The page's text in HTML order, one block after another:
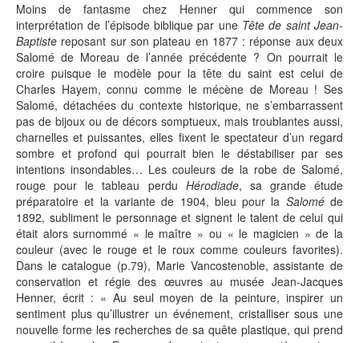
Moins de fantasme chez Henner qui commence son
interprétation de l’épisode biblique par une Tête de saint Jean-
Baptiste reposant sur son plateau en 1877 : réponse aux deux
Salomé de Moreau de l’année précédente ? On pourrait le
croire puisque le modèle pour la tête du saint est celui de
Charles Hayem, connu comme le mécène de Moreau ! Ses
Salomé, détachées du contexte historique, ne s’embarrassent
pas de bijoux ou de décors somptueux, mais troublantes aussi,
charnelles et puissantes, elles fixent le spectateur d’un regard
sombre et profond qui pourrait bien le déstabiliser par ses
intentions insondables… Les couleurs de la robe de Salomé,
rouge pour le tableau perdu Hérodiade, sa grande étude
préparatoire et la variante de 1904, bleu pour la Saloméde
1892, subliment le personnage et signent le talent de celui qui
était alors surnommé « le maître » ou « le magicien » de la
couleur (avec le rouge et le roux comme couleurs favorites).
Dans le catalogue (p.79), Marie Vancostenoble, assistante de
conservation et régie des œuvres au musée Jean-Jacques
Henner, écrit : « Au seul moyen de la peinture, inspirer un
sentiment plus qu’illustrer un événement, cristalliser sous une
nouvelle forme les recherches de sa quête plastique, qui prend